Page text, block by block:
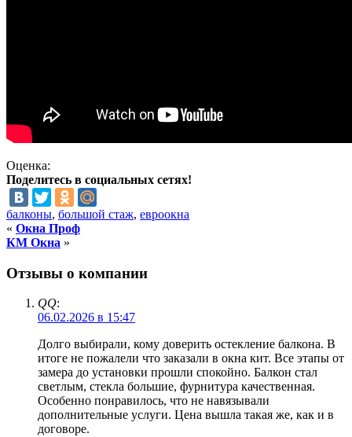
Оценка:
Поделитесь в социальных сетях!
балконы, большой стаж, евроокна
« Окна Проф
КМ Окна »
Отзывы о компании
QQ:
06.02.2026 в 15:47
Долго выбирали, кому доверить остекление балкона. В
итоге не пожалели что заказали в окна кит. Все этапы от
замера до установки прошли спокойно. Балкон стал
светлым, стекла большие, фурнитура качественная.
Особенно понравилось, что не навязывали
дополнительные услуги. Цена вышла такая же, как и в
договоре.